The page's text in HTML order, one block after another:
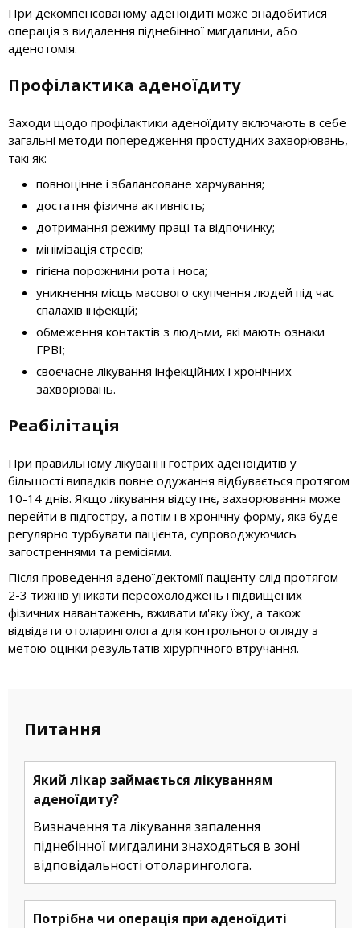
При декомпенсованому аденоїдиті може знадобитися
операція з видалення піднебінної мигдалини, або
аденотомія.
Профілактика аденоїдиту
Заходи щодо профілактики аденоїдиту включають в себе
загальні методи попередження простудних захворювань,
такі як:
повноцінне і збалансоване харчування;
достатня фізична активність;
дотримання режиму праці та відпочинку;
мінімізація стресів;
гігієна порожнини рота і носа;
уникнення місць масового скупчення людей під час
спалахів інфекцій;
обмеження контактів з людьми, які мають ознаки
ГРВІ;
своєчасне лікування інфекційних і хронічних
захворювань.
Реабілітація
При правильному лікуванні гострих аденоїдитів у
більшості випадків повне одужання відбувається протягом
10-14 днів. Якщо лікування відсутнє, захворювання може
перейти в підгостру, а потім і в хронічну форму, яка буде
регулярно турбувати пацієнта, супроводжуючись
загостреннями та ремісіями.
Після проведення аденоїдектомії пацієнту слід протягом
2-3 тижнів уникати переохолоджень і підвищених
фізичних навантажень, вживати м'яку їжу, а також
відвідати отоларинголога для контрольного огляду з
метою оцінки результатів хірургічного втручання.
Питання
Який лікар займається лікуванням
аденоїдиту?
Визначення та лікування запалення
піднебінної мигдалини знаходяться в зоні
відповідальності отоларинголога.
Потрібна чи операція при аденоїдиті